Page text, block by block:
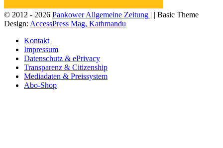
© 2012 - 2026 Pankower Allgemeine Zeitung | | Basic Theme
Design: AccessPress Mag, Kathmandu
Kontakt
Impressum
Datenschutz & ePrivacy
Transparenz & Citizenship
Mediadaten & Preissystem
Abo-Shop